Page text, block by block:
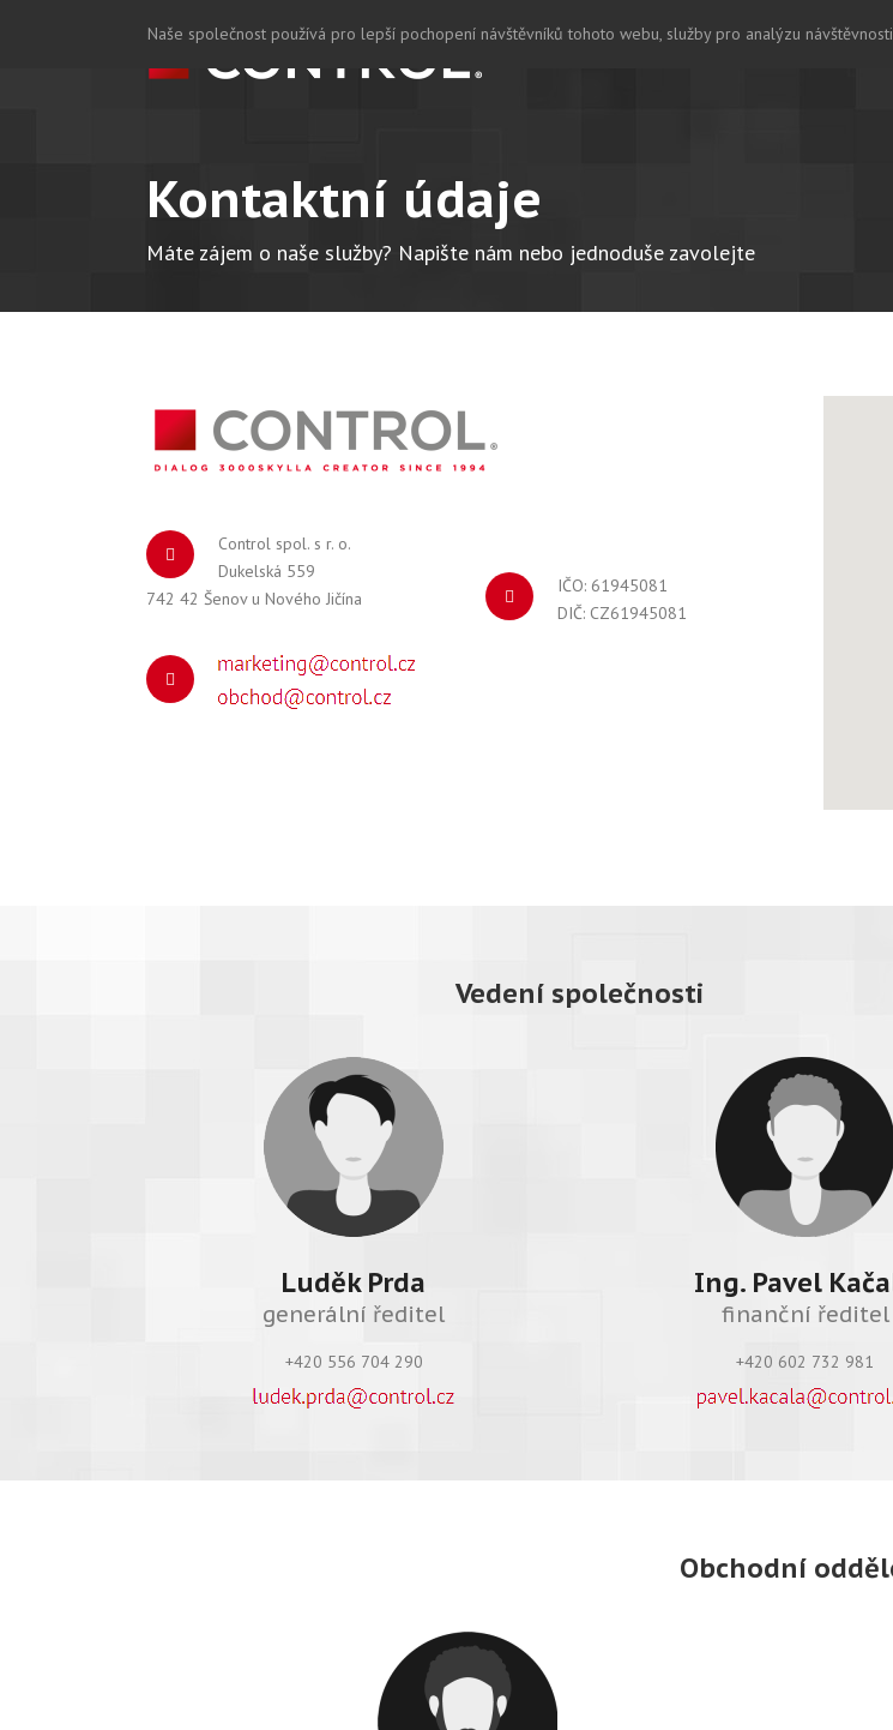
Kontaktní údaje
Máte zájem o naše služby? Napište nám nebo jednoduše zavolejte
Control spol. s r. o.
Dukelská 559
742 42 Šenov u Nového Jičína
IČO: 61945081
DIČ: CZ61945081
Vedení společnosti
Luděk Prda
generální ředitel
+420 556 704 290
Ing. Pavel
finanční ředitel
+420 602 732 981
Obchodní
Naše společnost používá pro lepší pochopení návštěvníků tohoto webu, služby pro analýzu